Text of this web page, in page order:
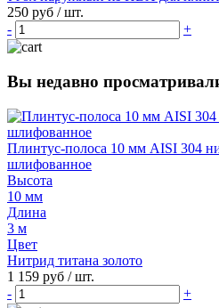
250 руб / шт.
-
+
Вы недавно
Плинтус-полоса 10 мм AISI 304
шлифованное
Высота
10 мм
Длина
3 м
Цвет
Нитрид титана золото
1 159 руб / шт.
-
+